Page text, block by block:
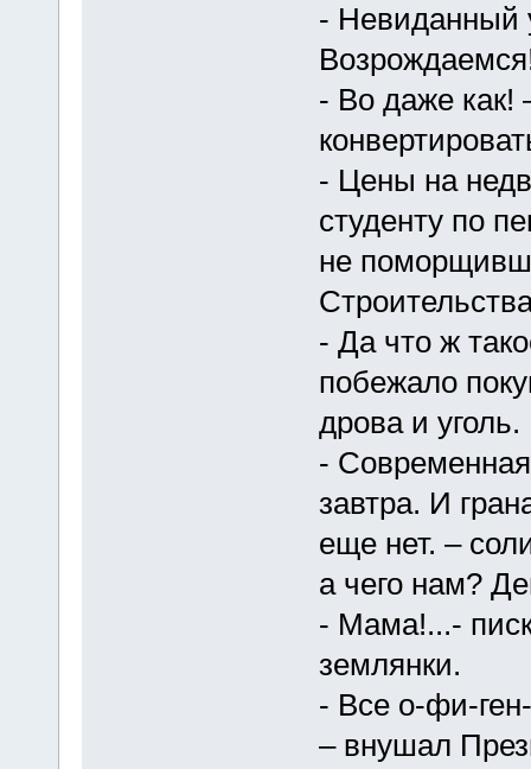
- Невиданный
- Во даже как!
- Цены на
студенту по
не
- Да что ж
побежало
дрова и уголь.
-
завтра. И
еще нет. –
а чего нам?
- Мама!...-
землянки.
- Все о-фи-
– внушал